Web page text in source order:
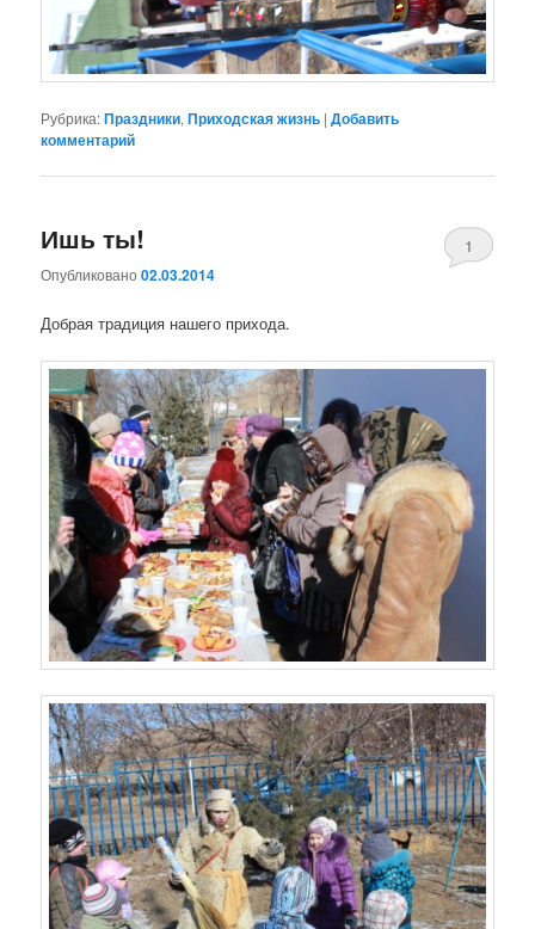
Рубрика:Праздники,Приходская жизнь |Добавить
комментарий
Ишь ты!
Опубликовано02.03.2014
1
Добрая традиция нашего прихода.